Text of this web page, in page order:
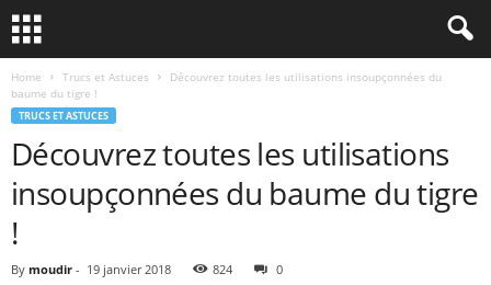
Home Trucs et Astuces
Découvrez toutes les utilisations insoupçonnées du
baume du tigre !
TRUCS ET ASTUCES
Découvrez toutes les utilisations
insoupçonnées du baume du tigre
!
By moudir - 19 janvier 2018 824 0